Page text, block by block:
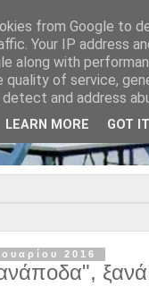
2016
from Google to
Your IP address
along with
quality of service,
and address
LEARN MORE GOT IT